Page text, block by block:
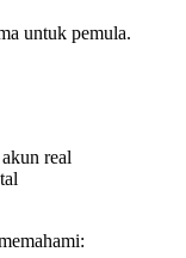
untuk pemula.
real